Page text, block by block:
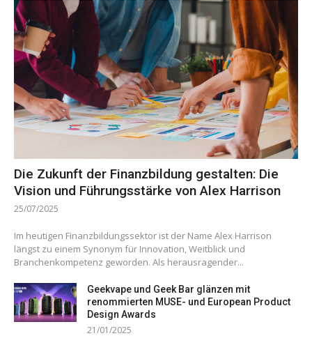
Die Zukunft der Finanzbildung gestalten: Die
Vision und Führungsstärke von Alex Harrison
25/07/2025
Im heutigen Finanzbildungssektor ist der Name Alex Harrison
längst zu einem Synonym für Innovation, Weitblick und
Branchenkompetenz geworden. Als herausragender...
Geekvape und Geek Bar glänzen mit
renommierten MUSE- und European Product
Design Awards
21/01/2025